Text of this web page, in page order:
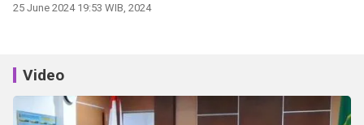
25 June 2024 19:53 WIB, 2024
Video